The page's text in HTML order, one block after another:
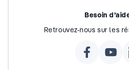
Besoin
Retrouvez-nous sur les